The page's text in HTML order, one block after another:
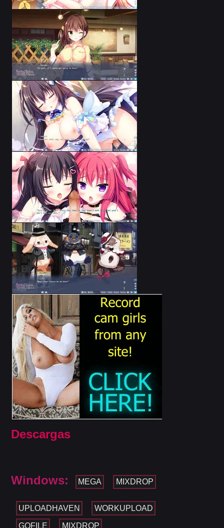
Descargas
Windows: MEGA MIXDROP
UPLOADHAVEN WORKUPLOAD
GOFILE MIXDROP